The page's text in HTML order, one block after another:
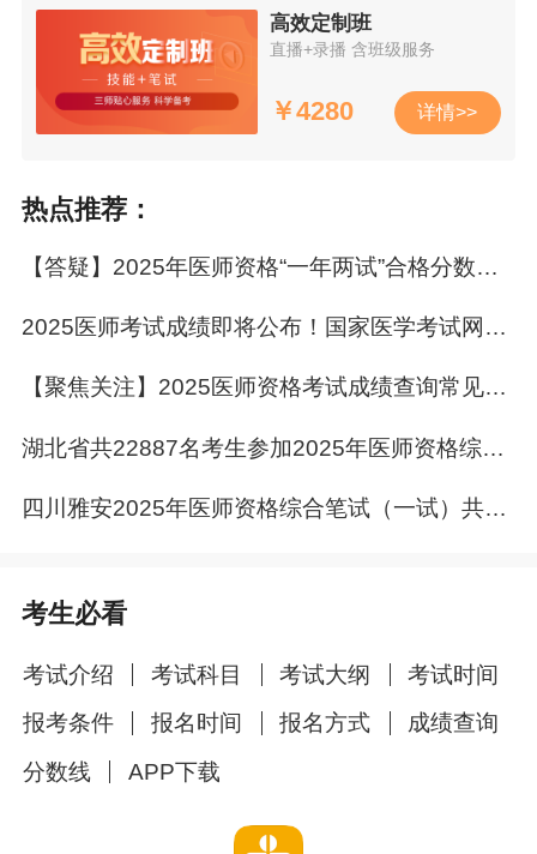
也可以通过“考生服务”-“登陆”-"成绩查询"直接
查看成绩。
2、小程序查询
程序，考生可使用手机中的百度APP和微信
APP，扫描二维码，输入“
准考证号”、“
证件编
号”和“图片识别码”进行查询。
高效定制班
直播+录播 含班级服务
￥4280 详情>>
热点推荐：
【答疑】2025年医师资格“一年两试”合格分数线多少？
2025医师考试成绩即将公布！国家医学考试网成绩查询界面已变！
【聚焦关注】2025医师资格考试成绩查询常见问题&答疑
湖北省共22887名考生参加2025年医师资格综合笔试考试
四川雅安2025年医师资格综合笔试（一试）共576名考生参加
考生必看
考试介绍 考试科目 考试大纲
考试时间
报考条件
报名时间 报名方式
成绩查询
分数线
APP下载